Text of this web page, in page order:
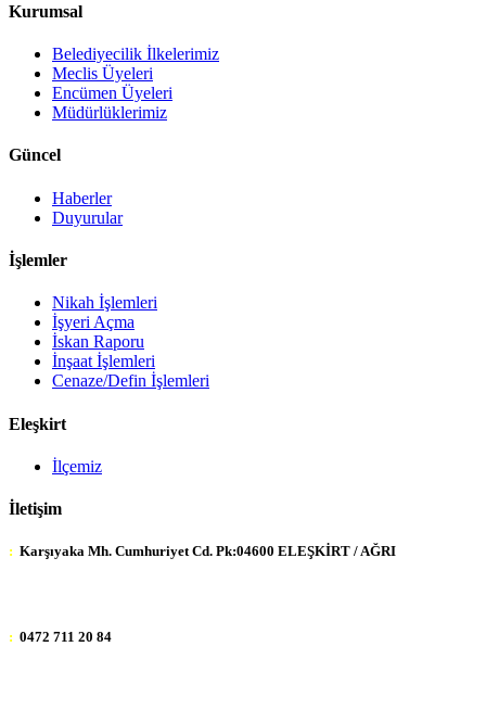
Kurumsal
Belediyecilik İlkelerimiz
Meclis Üyeleri
Encümen Üyeleri
Müdürlüklerimiz
Güncel
Haberler
Duyurular
İşlemler
Nikah İşlemleri
İşyeri Açma
İskan Raporu
İnşaat İşlemleri
Cenaze/Defin İşlemleri
Eleşkirt
İlçemiz
İletişim
: Karşıyaka Mh. Cumhuriyet Cd. Pk:04600 ELEŞKİRT / AĞRI
: 0472 711 20 84